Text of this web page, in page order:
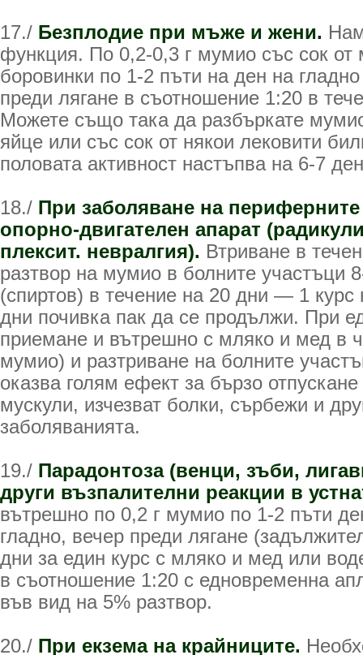
17./ Безплодие при мъже и жени.
функция. По 0,2-0,3 г мумио със сок от
боровинки по 1-2 пъти на ден на
преди лягане в съотношение 1:20 в
Можете също така да разбъркате
яйце или със сок от някои лековити
половата активност настъпва на 6-7
18./ При заболяване на
опорно-двигателен апарат
плексит. невралгия). Втриване в
разтвор на мумио в болните участъци
(спиртов) в течение на 20 дни — 1 курс
дни почивка пак да се продължи. При
приемане и вътрешно с мляко и мед в
мумио) и разтриване на болните
оказва голям ефект за бързо
мускули, изчезват болки, сърбежи и
заболяванията.
19./ Парадонтоза (венци, зъби,
други възпалителни реакции в
вътрешно по 0,2 г мумио по 1-2 пъти
гладно, вечер преди лягане
дни за един курс с мляко и мед или
в съотношение 1:20 с едновременна
във вид на 5% разтвор.
20./ При екзема на крайниците.